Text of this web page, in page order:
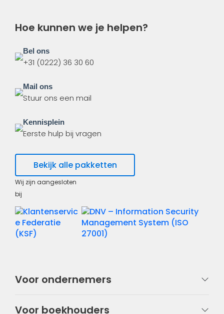
Hoe kunnen we je helpen?
Bel ons
+31 (0222) 36 30 60
Mail ons
Stuur ons een mail
Kennisplein
Eerste hulp bij vragen
Bekijk alle pakketten
Wij zijn aangesloten
bij
Voor ondernemers
Voor boekhouders